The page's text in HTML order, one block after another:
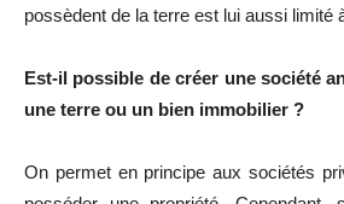
possèdent de la terre est lui aussi limité
Est-il possible de créer une société
une terre ou un bien immobilier ?
On permet en principe aux sociétés